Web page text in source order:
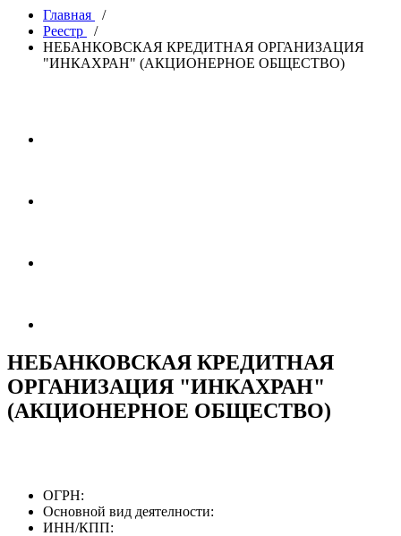
Главная
/
Реестр
/
НЕБАНКОВСКАЯ КРЕДИТНАЯ ОРГАНИЗАЦИЯ
"ИНКАХРАН" (АКЦИОНЕРНОЕ ОБЩЕСТВО)
НЕБАНКОВСКАЯ КРЕДИТНАЯ
ОРГАНИЗАЦИЯ "ИНКАХРАН"
(АКЦИОНЕРНОЕ ОБЩЕСТВО)
ОГРН:
Основной вид деятелности:
ИНН/КПП: